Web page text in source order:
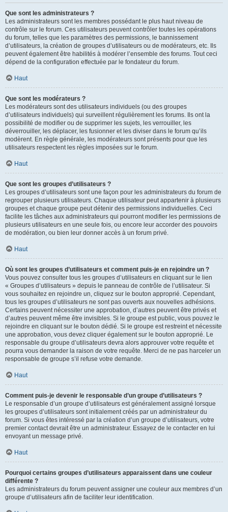
Que sont les administrateurs ?
Les administrateurs sont les membres possédant le plus haut niveau de
contrôle sur le forum. Ces utilisateurs peuvent contrôler toutes les opérations
du forum, telles que les paramètres des permissions, le bannissement
d’utilisateurs, la création de groupes d’utilisateurs ou de modérateurs, etc. Ils
peuvent également être habilités à modérer l’ensemble des forums. Tout ceci
dépend de la configuration effectuée par le fondateur du forum.
Haut
Que sont les modérateurs ?
Les modérateurs sont des utilisateurs individuels (ou des groupes
d’utilisateurs individuels) qui surveillent régulièrement les forums. Ils ont la
possibilité de modifier ou de supprimer les sujets, les verrouiller, les
déverrouiller, les déplacer, les fusionner et les diviser dans le forum qu’ils
modèrent. En règle générale, les modérateurs sont présents pour que les
utilisateurs respectent les règles imposées sur le forum.
Haut
Que sont les groupes d’utilisateurs ?
Les groupes d’utilisateurs sont une façon pour les administrateurs du forum de
regrouper plusieurs utilisateurs. Chaque utilisateur peut appartenir à plusieurs
groupes et chaque groupe peut détenir des permissions individuelles. Ceci
facilite les tâches aux administrateurs qui pourront modifier les permissions de
plusieurs utilisateurs en une seule fois, ou encore leur accorder des pouvoirs
de modération, ou bien leur donner accès à un forum privé.
Haut
Où sont les groupes d’utilisateurs et comment puis-je en rejoindre un ?
Vous pouvez consulter tous les groupes d’utilisateurs en cliquant sur le lien
« Groupes d’utilisateurs » depuis le panneau de contrôle de l’utilisateur. Si
vous souhaitez en rejoindre un, cliquez sur le bouton approprié. Cependant,
tous les groupes d’utilisateurs ne sont pas ouverts aux nouvelles adhésions.
Certains peuvent nécessiter une approbation, d’autres peuvent être privés et
d’autres peuvent même être invisibles. Si le groupe est public, vous pouvez le
rejoindre en cliquant sur le bouton dédié. Si le groupe est restreint et nécessite
une approbation, vous devez cliquer également sur le bouton approprié. Le
responsable du groupe d’utilisateurs devra alors approuver votre requête et
pourra vous demander la raison de votre requête. Merci de ne pas harceler un
responsable de groupe s’il refuse votre demande.
Haut
Comment puis-je devenir le responsable d’un groupe d’utilisateurs ?
Le responsable d’un groupe d’utilisateurs est généralement assigné lorsque
les groupes d’utilisateurs sont initialement créés par un administrateur du
forum. Si vous êtes intéressé par la création d’un groupe d’utilisateurs, votre
premier contact devrait être un administrateur. Essayez de le contacter en lui
envoyant un message privé.
Haut
Pourquoi certains groupes d’utilisateurs apparaissent dans une couleur
différente ?
Les administrateurs du forum peuvent assigner une couleur aux membres d’un
groupe d’utilisateurs afin de faciliter leur identification.